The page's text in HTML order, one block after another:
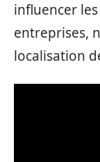
influencer
entreprises,
localisation